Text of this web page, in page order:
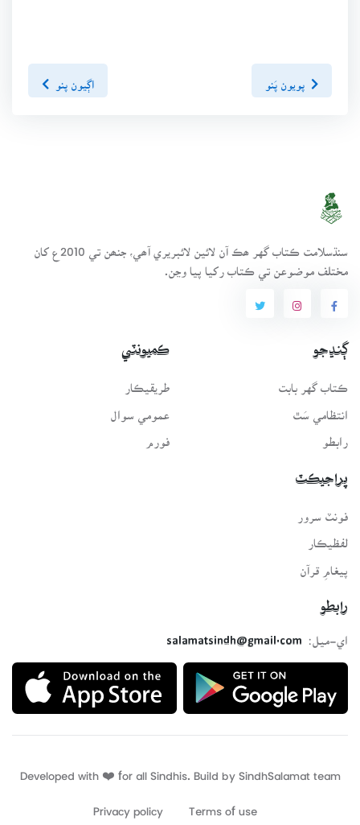
پويون پَنو اڳيون پنو
سنڌسلامت ڪتاب گهر ھڪ آن لائين لائبريري آھي، جنھن تي 2010ع کان
مختلف موضوعن تي ڪتاب رکيا پيا وڃن.
ڳنڍجو
ڪتاب گهر بابت
انتظامي سَٿ
رابطو
ڪميونٽي
طريقيڪار
عمومي سوال
فورم
پراجيڪٽ
لفظيڪار
پيغامِ قرآن
رابطو
اي-ميل:
salamatsindh@gmail.com
Developed with ❤️ for all Sindhis. Build by
Terms of use